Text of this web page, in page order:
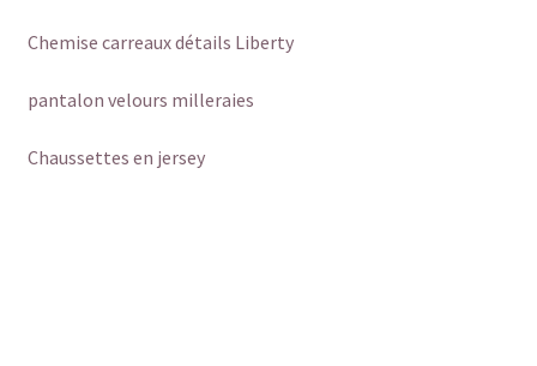
Chemise carreaux détails Liberty
pantalon velours milleraies
Chaussettes en jersey